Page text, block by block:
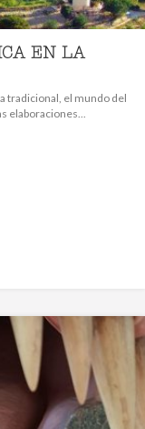
EN LA
tradicional, el mundo del
elaboraciones...